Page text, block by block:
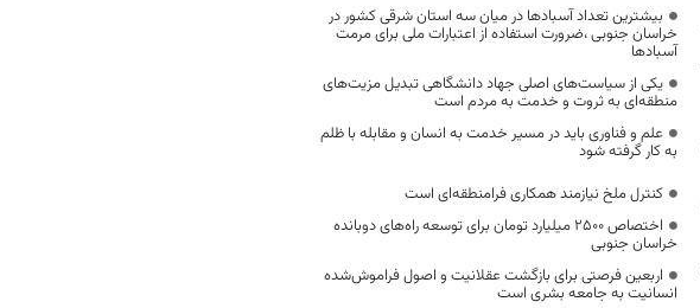
بیشترین تعداد آسبادها در میان سه استان شرقی کشور در
خراسان جنوبی ،ضرورت استفاده از اعتبارات ملی برای مرمت
آسبادها
یکی از سیاست‌های اصلی جهاد دانشگاهی تبدیل مزیت‌های
منطقه‌ای به ثروت و خدمت به مردم است
علم و فناوری باید در مسیر خدمت به انسان و مقابله با ظلم
به کار گرفته شود
کنترل ملخ نیازمند همکاری فرامنطقه‌ای است
اختصاص 2500 میلیارد تومان برای توسعه راه‌های دوبانده
خراسان جنوبی
اربعین فرصتی برای بازگشت عقلانیت و اصول فراموش‌شده
انسانیت به جامعه بشری است